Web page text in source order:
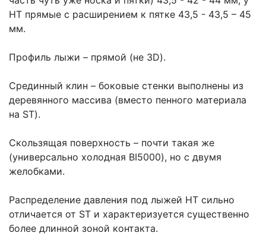
НТ прямые с расширением к пятке 43,5 - 43,5 – 45
мм.
Профиль лыжи – прямой (не 3D).
Срединный клин – боковые стенки выполнены из
деревянного массива (вместо пенного материала
на ST).
Скользящая поверхность – почти такая же
(универсально холодная BI5000), но с двумя
желобками.
Распределение давления под лыжей НТ сильно
отличается от ST и характеризуется существенно
более длинной зоной контакта.